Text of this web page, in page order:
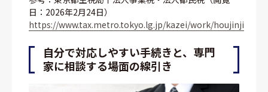
日：2026年2月24日）
https://www.tax.metro.tokyo.lg.jp/kazei/work/houjinji
自分で対応しやすい手続きと、専門
家に相談する場面の線引き